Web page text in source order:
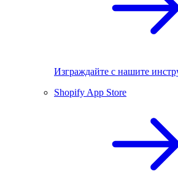
Изграждайте с нашите
Shopify App Store